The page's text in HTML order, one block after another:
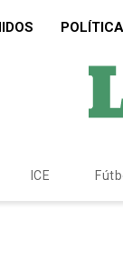
POLÍTICA
ICE